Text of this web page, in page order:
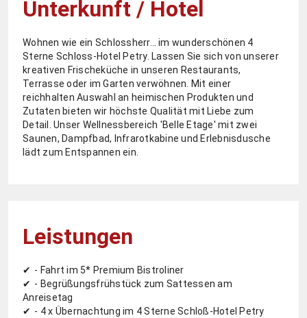
Unterkunft / Hotel
Wohnen wie ein Schlossherr… im wunderschönen 4
Sterne Schloss-Hotel Petry. Lassen Sie sich von unserer
kreativen Frischeküche in unseren Restaurants,
Terrasse oder im Garten verwöhnen. Mit einer
reichhalten Auswahl an heimischen Produkten und
Zutaten bieten wir höchste Qualität mit Liebe zum
Detail. Unser Wellnessbereich 'Belle Etage' mit zwei
Saunen, Dampfbad, Infrarotkabine und Erlebnisdusche
lädt zum Entspannen ein.
Leistungen
- Fahrt im 5* Premium Bistroliner
- Begrüßungsfrühstück zum Sattessen am
Anreisetag
- 4 x Übernachtung im 4 Sterne Schloß-Hotel Petry